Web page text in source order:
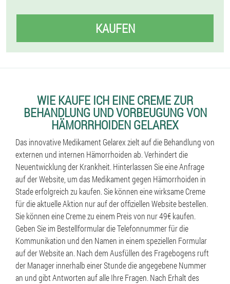
KAUFEN
WIE KAUFE ICH EINE CREME ZUR
BEHANDLUNG UND VORBEUGUNG VON
HÄMORRHOIDEN GELAREX
Das innovative Medikament Gelarex zielt auf die Behandlung von
externen und internen Hämorrhoiden ab. Verhindert die
Neuentwicklung der Krankheit. Hinterlassen Sie eine Anfrage
auf der Website, um das Medikament gegen Hämorrhoiden in
Stade erfolgreich zu kaufen. Sie können eine wirksame Creme
für die aktuelle Aktion nur auf der offiziellen Website bestellen.
Sie können eine Creme zu einem Preis von nur 49€ kaufen.
Geben Sie im Bestellformular die Telefonnummer für die
Kommunikation und den Namen in einem speziellen Formular
auf der Website an. Nach dem Ausfüllen des Fragebogens ruft
der Manager innerhalb einer Stunde die angegebene Nummer
an und gibt Antworten auf alle Ihre Fragen. Nach Erhalt des